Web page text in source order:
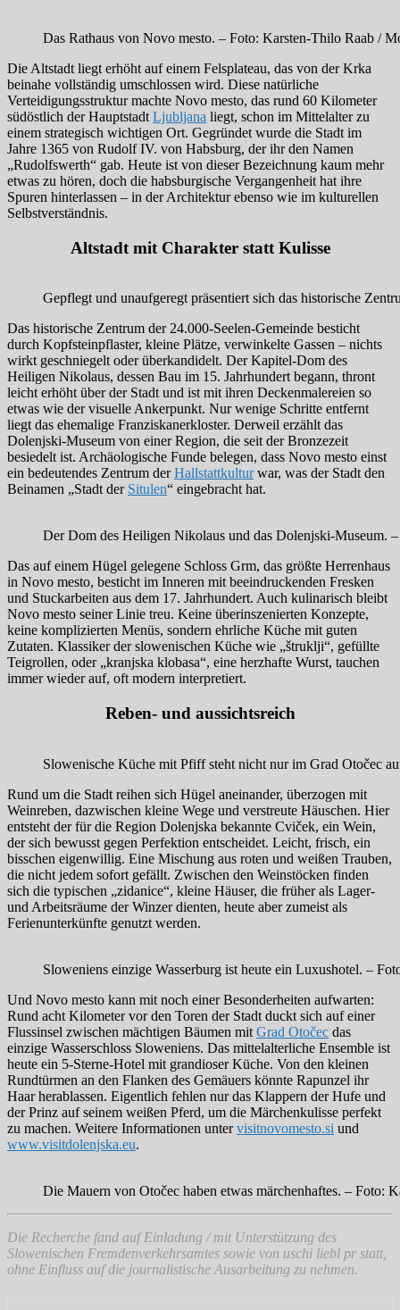
Das Rathaus von Novo mesto. – Foto: Karsten-Thilo Raab /
Die Altstadt liegt erhöht auf einem Felsplateau, das von der Krka
beinahe vollständig umschlossen wird. Diese natürliche
Verteidigungsstruktur machte Novo mesto, das rund 60 Kilometer
südöstlich der Hauptstadt Ljubljana liegt, schon im Mittelalter zu
einem strategisch wichtigen Ort. Gegründet wurde die Stadt im
Jahre 1365 von Rudolf IV. von Habsburg, der ihr den Namen
„Rudolfswerth“ gab. Heute ist von dieser Bezeichnung kaum mehr
etwas zu hören, doch die habsburgische Vergangenheit hat ihre
Spuren hinterlassen – in der Architektur ebenso wie im kulturellen
Selbstverständnis.
Altstadt mit Charakter statt Kulisse
Gepflegt und unaufgeregt präsentiert sich das historische
Das historische Zentrum der 24.000-Seelen-Gemeinde besticht
durch Kopfsteinpflaster, kleine Plätze, verwinkelte Gassen – nichts
wirkt geschniegelt oder überkandidelt. Der Kapitel-Dom des
Heiligen Nikolaus, dessen Bau im 15. Jahrhundert begann, thront
leicht erhöht über der Stadt und ist mit ihren Deckenmalereien so
etwas wie der visuelle Ankerpunkt. Nur wenige Schritte entfernt
liegt das ehemalige Franziskanerkloster. Derweil erzählt das
Dolenjski-Museum von einer Region, die seit der Bronzezeit
besiedelt ist. Archäologische Funde belegen, dass Novo mesto einst
ein bedeutendes Zentrum derHallstattkulturwar, was der Stadt den
Beinamen „Stadt der Situlen“ eingebracht hat.
Der Dom des Heiligen Nikolaus und das Dolenjski-Museum.
Das auf einem Hügel gelegene Schloss Grm, das größte Herrenhaus
in Novo mesto, besticht im Inneren mit beeindruckenden Fresken
und Stuckarbeiten aus dem 17. Jahrhundert. Auch kulinarisch bleibt
Novo mesto seiner Linie treu. Keine überinszenierten Konzepte,
keine komplizierten Menüs, sondern ehrliche Küche mit guten
Zutaten. Klassiker der slowenischen Küche wie „štruklji“, gefüllte
Teigrollen, oder „kranjska klobasa“, eine herzhafte Wurst, tauchen
immer wieder auf, oft modern interpretiert.
Reben- und aussichtsreich
Slowenische Küche mit Pfiff steht nicht nur im Grad Otočec
Rund um die Stadt reihen sich Hügel aneinander, überzogen mit
Weinreben, dazwischen kleine Wege und verstreute Häuschen. Hier
entsteht der für die Region Dolenjska bekannte Cviček, ein Wein,
der sich bewusst gegen Perfektion entscheidet. Leicht, frisch, ein
bisschen eigenwillig. Eine Mischung aus roten und weißen Trauben,
die nicht jedem sofort gefällt. Zwischen den Weinstöcken finden
sich die typischen „zidanice“, kleine Häuser, die früher als Lager-
und Arbeitsräume der Winzer dienten, heute aber zumeist als
Ferienunterkünfte genutzt werden.
Sloweniens einzige Wasserburg ist heute ein Luxushotel. –
Und Novo mesto kann mit noch einer Besonderheiten aufwarten:
Rund acht Kilometer vor den Toren der Stadt duckt sich auf einer
Flussinsel zwischen mächtigen Bäumen mit Grad Otočec das
einzige Wasserschloss Sloweniens. Das mittelalterliche Ensemble ist
heute ein 5-Sterne-Hotel mit grandioser Küche. Von den kleinen
Rundtürmen an den Flanken des Gemäuers könnte Rapunzel ihr
Haar herablassen. Eigentlich fehlen nur das Klappern der Hufe und
der Prinz auf seinem weißen Pferd, um die Märchenkulisse perfekt
zu machen. Weitere Informationen untervisitnovomesto.si und
www.visitdolenjska.eu.
Die Mauern von Otočec haben etwas märchenhaftes. – Foto:
Die Recherche fand auf Einladung / mit Unterstützung des
Slowenischen Fremdenverkehrsamtes sowie von uschi liebl pr statt,
ohne Einfluss auf die journalistische Ausarbeitung zu nehmen.